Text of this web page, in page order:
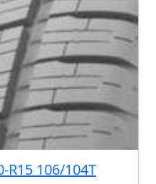
R15 106/104T